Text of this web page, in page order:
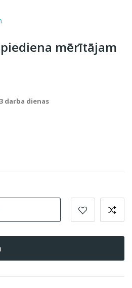
mērītājam
3 darba dienas